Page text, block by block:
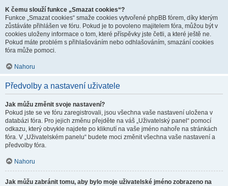
K čemu slouží funkce „Smazat cookies“?
Funkce „Smazat cookies“ smaže cookies vytvořené phpBB fórem, díky kterým
zůstáváte přihlášen ve fóru. Pokud je to povoleno majitelem fóra, můžou být v
cookies uloženy informace o tom, které příspěvky jste četli, a které ještě ne.
Pokud máte problém s přihlašováním nebo odhlašováním, smazání cookies
fóra může pomoci.
Nahoru
Předvolby a nastavení uživatele
Jak můžu změnit svoje nastavení?
Pokud jste se ve fóru zaregistrovali, jsou všechna vaše nastavení uložena v
databázi fóra. Pro jejich změnu přejděte na váš „Uživatelský panel“ pomocí
odkazu, který obvykle najdete po kliknutí na vaše jméno nahoře na stránkách
fóra. V „Uživatelském panelu“ budete moci změnit všechna vaše nastavení a
předvolby fóra.
Nahoru
Jak můžu zabránit tomu, aby bylo moje uživatelské jméno zobrazeno na